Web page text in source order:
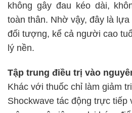
không gây đau kéo dài,
toàn thân. Nhờ vậy, đây là
đối tượng, kể cả người cao
lý nền.
Tập trung điều trị vào
Khác với thuốc chỉ làm giảm
Shockwave tác động trực tiếp